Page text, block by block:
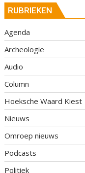
RUBRIEKEN
Agenda
Archeologie
Audio
Column
Hoeksche Waard Kiest
Nieuws
Omroep nieuws
Podcasts
Politiek